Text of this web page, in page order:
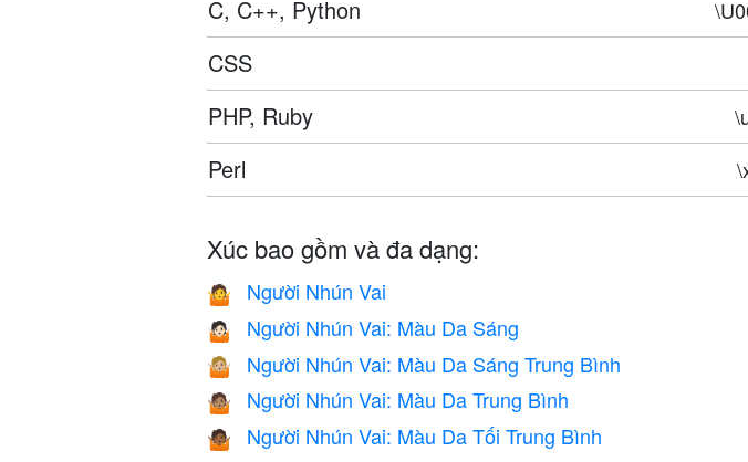
C, C++, Python
CSS
PHP, Ruby
Perl
Xúc bao gồm và đa dạng:
🤷 Người Nhún Vai
🤷🏻 Người Nhún Vai: Màu Da Sáng
🤷🏼 Người Nhún Vai: Màu Da Sáng Trung Bình
🤷🏽 Người Nhún Vai: Màu Da Trung Bình
🤷🏾
Người Nhún Vai: Màu Da Tối Trung Bình